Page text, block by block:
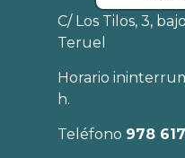
C/ Los Tilos, 3,
Teruel
Horario
h.
Teléfono 978